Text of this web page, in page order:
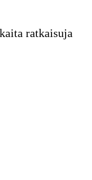
ratkaisuja